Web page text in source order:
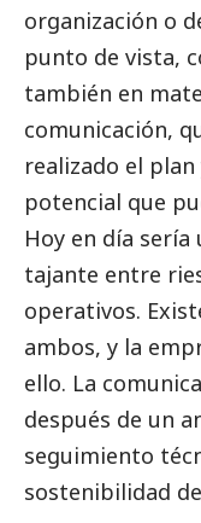
organización o
punto de vista,
también en
comunicación,
realizado el
potencial que
Hoy en día
tajante entre
operativos.
ambos, y la
ello. La
después de un
seguimiento
sostenibilidad